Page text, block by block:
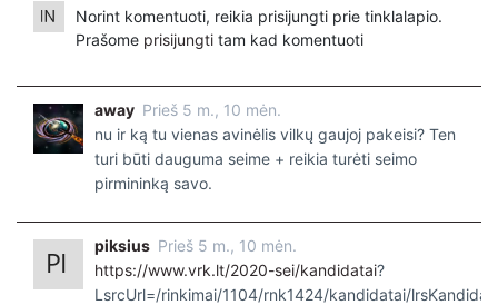
savo kandidatą - Vygantą Pundzevičių.
Jei manote, kad mūsų darbas Jums reikalingas, kviečiame
PayPal paypal.me/PressJazzTV; Bankiniu pavedimu - VŠĮ
"Kaisakas", LT477300010078090515 Paskirtyje nurodant
Norint komentuoti, reikia prisijungti prie tinklalapio.
Prašome prisijungti tam kad komentuoti
away Prieš 5 m., 10 mėn.
nu ir ką tu vienas avinėlis vilkų gaujoj pakeisi? Ten
turi būti dauguma seime + reikia turėti seimo
pirmininką savo.
piksius Prieš 5 m., 10 mėn.
https://www.vrk.lt/2020-sei/kandidatai?
LsrcUrl=/rinkimai/1104/rnk1424/kandidatai/